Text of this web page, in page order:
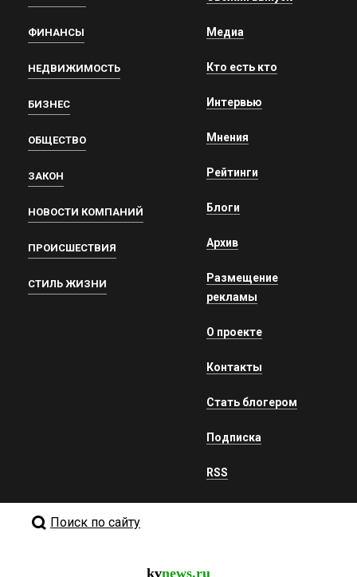
ФИНАНСЫ
НЕДВИЖИМОСТЬ
БИЗНЕС
ОБЩЕСТВО
ЗАКОН
НОВОСТИ КОМПАНИЙ
ПРОИСШЕСТВИЯ
СТИЛЬ ЖИЗНИ
Медиа
Кто есть кто
Интервью
Мнения
Рейтинги
Блоги
Архив
Размещение
рекламы
О проекте
Контакты
Стать блогером
Подписка
RSS
Поиск по сайту
kvnews.ru